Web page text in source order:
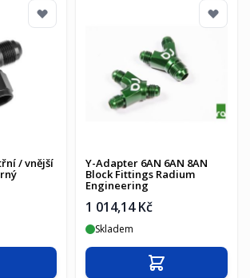
/ vnější
do košíku
Y-Adapter 6AN 6AN 8AN
Block Fittings Radium
Engineering
1 014,14 Kč
Skladem
Přidat do košíku